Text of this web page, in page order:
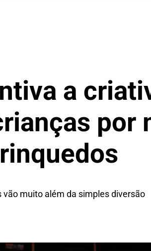
a
por
muito além da simples diversão